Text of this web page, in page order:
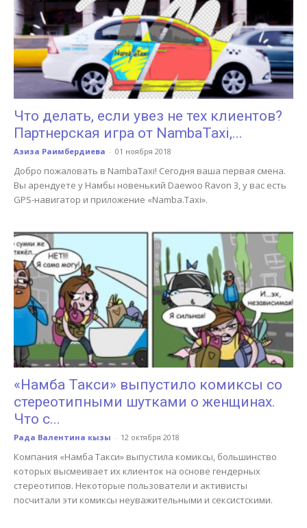
Что делать, если увез не тех клиентов?
Партнерская игра от NambaTaxi,...
Азиза Раимбердиева - 01 ноября 2018
Добро пожаловать в NambaTaxi! Сегодня ваша первая смена.
Вы арендуете у Намбы новенький Daewoo Ravon 3, у вас есть
GPS-навигатор и приложение «Namba.Taxi».
«Намба Такси» выпустило комиксы со
стереотипными шутками о женщинах.
Что с...
Рада Валентина кызы - 12 октября 2018
Компания «Намба Такси» выпустила комиксы, большинство
которых высмеивает их клиенток на основе гендерных
стереотипов. Некоторые пользователи и активисты
посчитали эти комиксы неуважительными и сексистскими.